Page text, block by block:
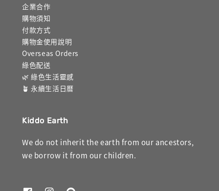
企業合作
購物須知
付款方式
購物金使用說明
Overseas Orders
綠色配送
🌿 綠色生活靈感
🪴 永續生活日曆
Kiddo Earth
We do not inherit the earth from our ancestors,
we borrow it from our children.